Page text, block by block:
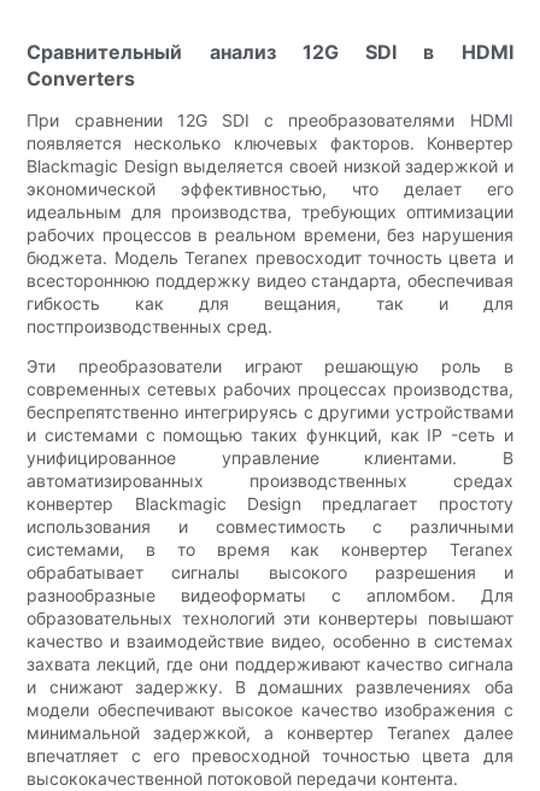
Сравнительный анализ 12G SDI в HDMI
Converters
При сравнении 12G SDI с преобразователями HDMI
появляется несколько ключевых факторов. Конвертер
Blackmagic Design выделяется своей низкой задержкой и
экономической эффективностью, что делает его
идеальным для производства, требующих оптимизации
рабочих процессов в реальном времени, без нарушения
бюджета. Модель Teranex превосходит точность цвета и
всестороннюю поддержку видео стандарта, обеспечивая
гибкость как для вещания, так и для
постпроизводственных сред.
Эти преобразователи играют решающую роль в
современных сетевых рабочих процессах производства,
беспрепятственно интегрируясь с другими устройствами
и системами с помощью таких функций, как IP -сеть и
унифицированное управление клиентами. В
автоматизированных производственных средах
конвертер Blackmagic Design предлагает простоту
использования и совместимость с различными
системами, в то время как конвертер Teranex
обрабатывает сигналы высокого разрешения и
разнообразные видеоформаты с апломбом. Для
образовательных технологий эти конвертеры повышают
качество и взаимодействие видео, особенно в системах
захвата лекций, где они поддерживают качество сигнала
и снижают задержку. В домашних развлечениях оба
модели обеспечивают высокое качество изображения с
минимальной задержкой, а конвертер Teranex далее
впечатляет с его превосходной точностью цвета для
высококачественной потоковой передачи контента.